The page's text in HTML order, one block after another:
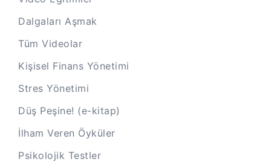
Dalgaları Aşmak
Tüm Videolar
Kişisel Finans Yönetimi
Stres Yönetimi
Düş Peşine! (e-kitap)
İlham Veren Öyküler
Psikolojik Testler